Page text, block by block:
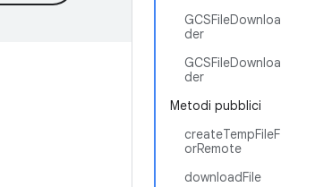
GCSFileDownloa
der
GCSFileDownloa
der
Metodi pubblici
createTempFileF
orRemote
downloadFile